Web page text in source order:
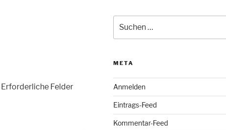
Erforderliche Felder
nach:
META
Anmelden
Eintrags-Feed
Kommentar-Feed